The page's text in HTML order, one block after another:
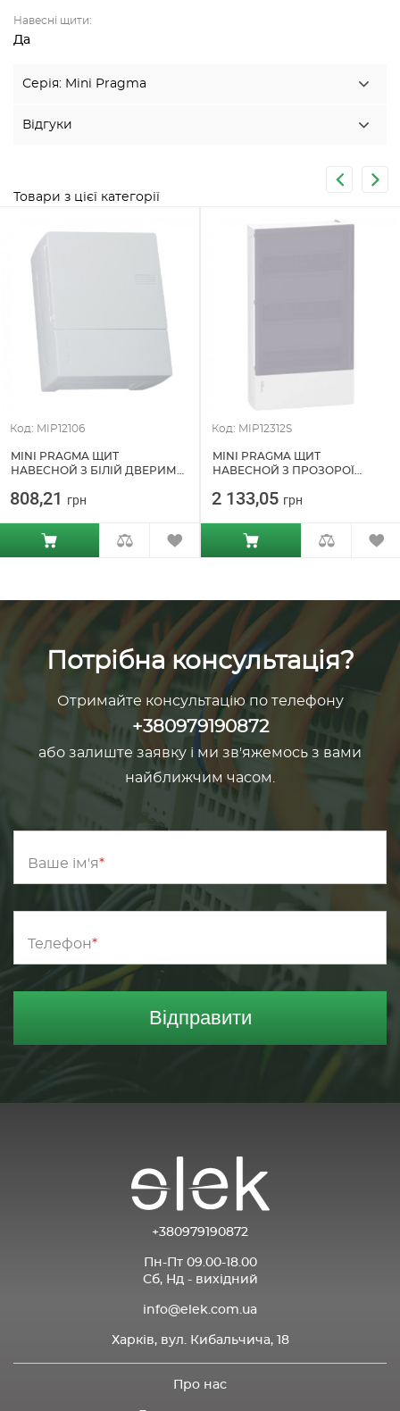
Навесні щити:
Да
Серія: Mini Pragma
Відгуки
Товари з цієї категорії
Код: MIP12106
MINI PRAGMA ЩИТ
НАВЕСНОЙ З БІЛІЙ ДВЕРИМА
(MIP12106)
808,21 грн
Код: MIP12312S
MINI PRAGMA ЩИТ
НАВЕСНОЙ З ПРОЗОРОЇ
ELECTRIC (MIP12312S)
2 133,05 грн
Потрібна консультація?
Отримайте консультацію по телефону
+380979190872
або залиште заявку і ми зв'яжемось з вами
найближчим часом.
Ваше ім'я
Телефон
Відправити
+380979190872
Пн-Пт 09.00-18.00
Сб, Нд - вихідний
info@elek.com.ua
Харків, вул. Кибальчича, 18
Про нас